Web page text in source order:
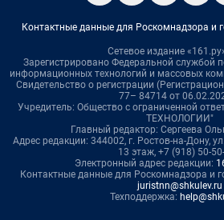
Контактные данные для Роскомнадзора и
Сетевое издание
Зарегистрировано Федеральной службой
информационных технологий и массовых
Свидетельство о регистрации
77– 84714 от
Учредитель: Общество с ограниченной
ТЕХНОЛОГИИ"
Главный редактор: Сергеева
Адрес редакции: 344002, г. Ростов-на-Дону,
13 этаж, +7 (918) 50-
Электронный адрес редакции:
Контактные данные для Роскомнадзора и
juristnn@shkulev.ru
Техподдержка: